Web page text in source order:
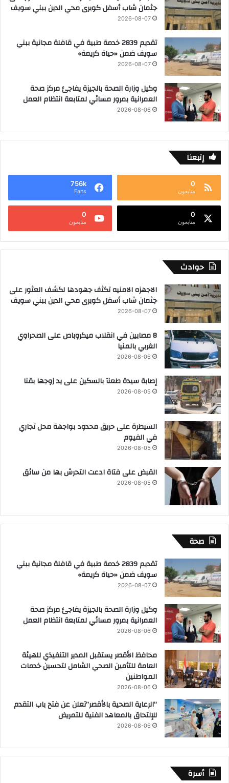
جثمان شاب أسفل كوبرى محي الدين ببني سويف
2026-08-07
تقديم 2839 خدمة طبية في قافلة مجانية ببني
سويف ضمن «حياة كريمة»
2026-08-07
وكيل وزارة الصحة بالجيزة يفاجئ مركز صحة
العمرانية بمرور مسائي لمتابعة انتظام العمل
2026-08-06
إتبعنا
0
متابعون
756k
Fans
0
متابعون
0
متابعون
حوادث
الاجهزه الامنيه تكثف جهودها لكشف العثور على
جثمان شاب أسفل كوبرى محي الدين ببني سويف
2026-08-07
8 مصابين في انقلاب ميكروباص على الصحراوي
الغربي بالمنيا
2026-08-06
إصابة سيدة طعنآ بالسكين على يد زوجها بقنا
2026-08-05
السيطرة على حريق محدود بواجهة محل تجاري
في الفيوم
2026-08-05
القبض على فتاة ادعت التحرش بها من سائق
2026-08-05
صحة
تقديم 2839 خدمة طبية في قافلة مجانية ببني
سويف ضمن «حياة كريمة»
2026-08-07
وكيل وزارة الصحة بالجيزة يفاجئ مركز صحة
العمرانية بمرور مسائي لمتابعة انتظام العمل
2026-08-06
محافظ الأقصر يستقبل المدير التنفيذي للهيئة
العامة للتأمين الصحي الشامل لتحسين خدمات
المواطنين
2026-08-06
“الرعاية الصحية بالأقصر”تعلن عن فتح باب التقدم
للإلتحاق بالمعاهد الفنية للتمريض
2026-08-06
أسرة